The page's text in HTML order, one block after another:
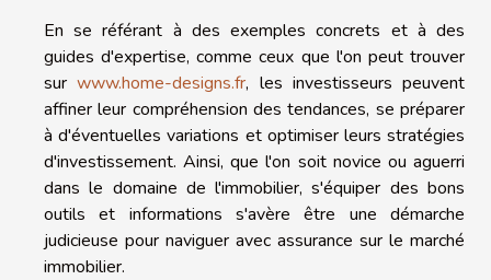
En se référant à des exemples concrets et à des
guides d'expertise, comme ceux que l'on peut trouver
surwww.home-designs.fr, les investisseurs peuvent
affiner leur compréhension des tendances, se préparer
à d'éventuelles variations et optimiser leurs stratégies
d'investissement. Ainsi, que l'on soit novice ou aguerri
dans le domaine de l'immobilier, s'équiper des bons
outils et informations s'avère être une démarche
judicieuse pour naviguer avec assurance sur le marché
immobilier.